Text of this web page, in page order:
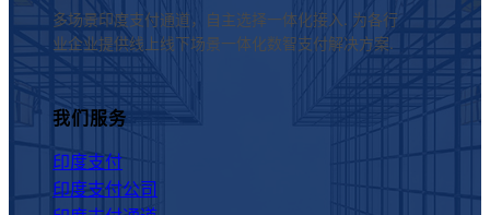
多场景印度支付通道，自主选择一体化接入. 为各行
业企业提供线上线下场景一体化数智支付解决方案.
我们服务
印度支付
印度支付公司